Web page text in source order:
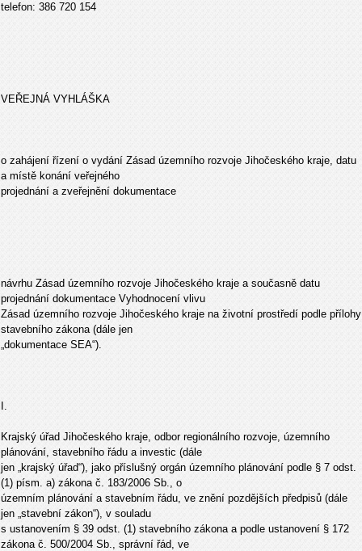
telefon: 386 720 154
VEŘEJNÁ VYHLÁŠKA
o zahájení řízení o vydání Zásad územního rozvoje Jihočeského kraje, datu
a místě konání veřejného
projednání a zveřejnění dokumentace
návrhu Zásad územního rozvoje Jihočeského kraje a současně datu
projednání dokumentace Vyhodnocení vlivu
Zásad územního rozvoje Jihočeského kraje na životní prostředí podle přílohy
stavebního zákona (dále jen
„dokumentace SEA“).
I.
Krajský úřad Jihočeského kraje, odbor regionálního rozvoje, územního
plánování, stavebního řádu a investic (dále
jen „krajský úřad“), jako příslušný orgán územního plánování podle § 7 odst.
(1) písm. a) zákona č. 183/2006 Sb., o
územním plánování a stavebním řádu, ve znění pozdějších předpisů (dále
jen „stavební zákon“), v souladu
s ustanovením § 39 odst. (1) stavebního zákona a podle ustanovení § 172
zákona č. 500/2004 Sb., správní řád, ve